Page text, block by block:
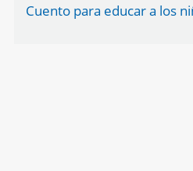
Cuento para educar a los